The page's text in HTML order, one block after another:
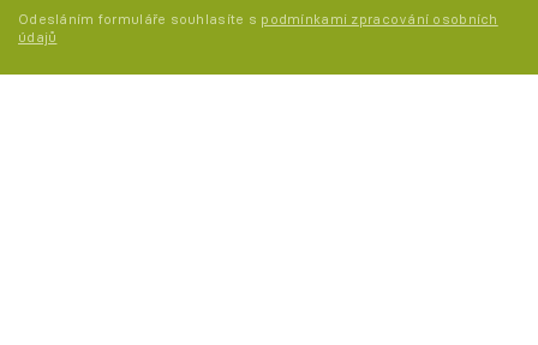
Odesláním formuláře souhlasíte s podmínkami zpracování osobních
údajů